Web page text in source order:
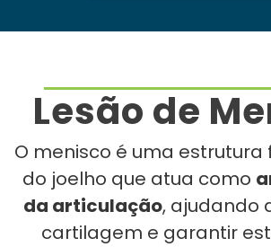
Lesão de
O menisco é uma
do joelho que atua como
da articulação, ajudando
cartilagem e garantir